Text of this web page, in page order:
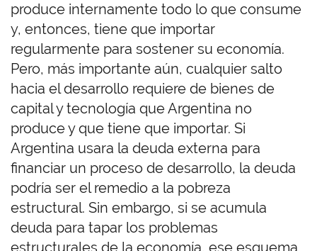
produce internamente todo lo que consume
y, entonces, tiene que importar
regularmente para sostener su economía.
Pero, más importante aún, cualquier salto
hacia el desarrollo requiere de bienes de
capital y tecnología que Argentina no
produce y que tiene que importar. Si
Argentina usara la deuda externa para
financiar un proceso de desarrollo, la deuda
podría ser el remedio a la pobreza
estructural. Sin embargo, si se acumula
deuda para tapar los problemas
estructurales de la economía, ese esquema